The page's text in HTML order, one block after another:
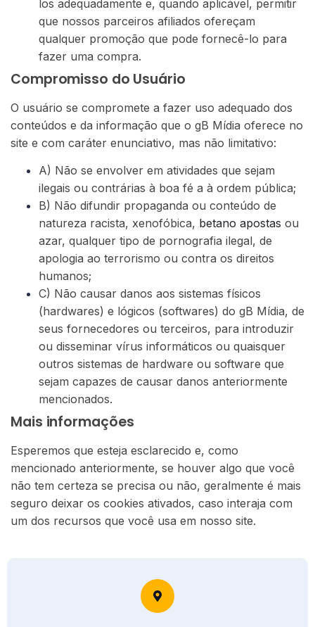
los adequadamente e, quando aplicável, permitir
que nossos parceiros afiliados ofereçam
qualquer promoção que pode fornecê-lo para
fazer uma compra.
Compromisso do Usuário
O usuário se compromete a fazer uso adequado dos
conteúdos e da informação que o gB Mídia oferece no
site e com caráter enunciativo, mas não limitativo:
A) Não se envolver em atividades que sejam
ilegais ou contrárias à boa fé a à ordem pública;
B) Não difundir propaganda ou conteúdo de
natureza racista, xenofóbica, betano apostas ou
azar, qualquer tipo de pornografia ilegal, de
apologia ao terrorismo ou contra os direitos
humanos;
C) Não causar danos aos sistemas físicos
(hardwares) e lógicos (softwares) do gB Mídia, de
seus fornecedores ou terceiros, para introduzir
ou disseminar vírus informáticos ou quaisquer
outros sistemas de hardware ou software que
sejam capazes de causar danos anteriormente
mencionados.
Mais informações
Esperemos que esteja esclarecido e, como
mencionado anteriormente, se houver algo que você
não tem certeza se precisa ou não, geralmente é mais
seguro deixar os cookies ativados, caso interaja com
um dos recursos que você usa em nosso site.